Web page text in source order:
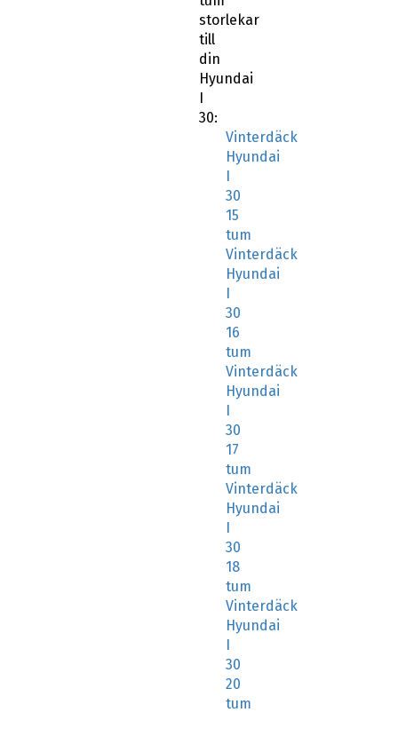
storlekar
till
din
Hyundai
I
30:
Vinterdäck
Hyundai
I
30
15
tum
Vinterdäck
Hyundai
I
30
16
tum
Vinterdäck
Hyundai
I
30
17
tum
Vinterdäck
Hyundai
I
30
18
tum
Vinterdäck
Hyundai
I
30
20
tum